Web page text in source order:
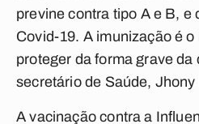
previne contra tipo A e B, e
Covid-19. A imunização é
proteger da forma grave da
secretário de Saúde,
A vacinação contra a